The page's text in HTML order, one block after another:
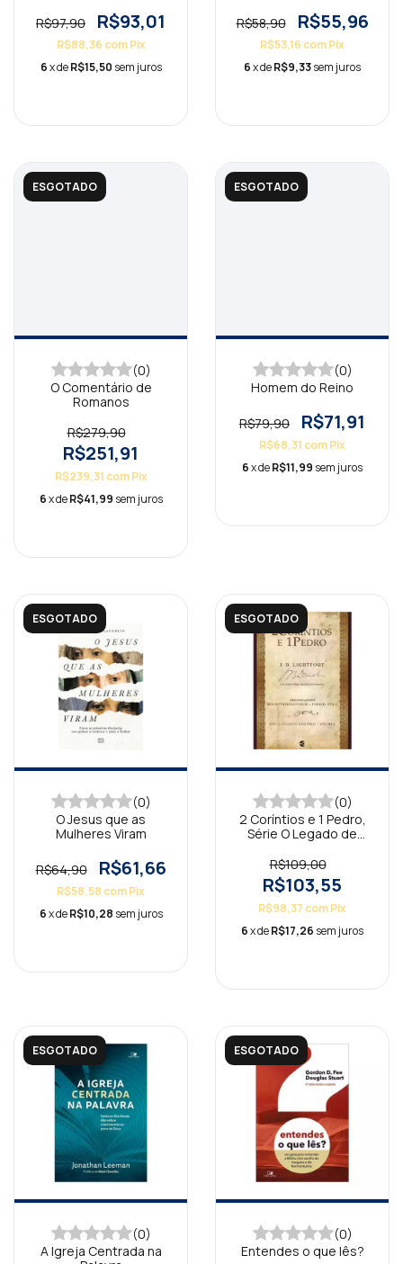
R$97,90
R$93,01
R$88,36 com Pix
6x deR$15,50 sem juros
R$58,90 R$55,96
R$53,16 comPix
6x deR$9,33sem juros
ESGOTADO
(0)
O Comentário de
Romanos
R$279,90
R$251,91
R$239,31 com Pix
6x deR$41,99 sem juros
ESGOTADO
(0)
Homem do Reino
R$79,90 R$71,91
R$68,31 comPix
6x deR$11,99 sem juros
ESGOTADO
(0)
O Jesus que as
Mulheres Viram
R$64,90 R$61,66
R$58,58 comPix
6x deR$10,28 sem juros
ESGOTADO
(0)
2 Coríntios e 1 Pedro,
Série O Legado de
R$109,00
R$103,55
R$98,37 comPix
6x deR$17,26 sem juros
ESGOTADO
(0)
A Igreja Centrada na
ESGOTADO
(0)
Entendes o que lês?